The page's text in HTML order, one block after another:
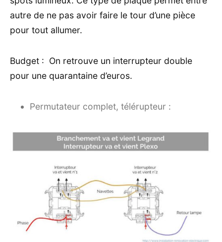
autre de ne pas avoir faire le tour d’une pièce
pour tout allumer.
Budget : On retrouve un interrupteur double
pour une quarantaine d’euros.
Permutateur complet, télérupteur :